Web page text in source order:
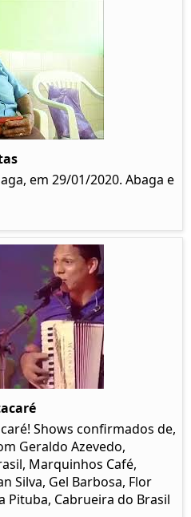
em 29/01/2020. Abaga e
Shows confirmados de,
Geraldo Azevedo,
Marquinhos Café,
Silva, Gel Barbosa, Flor
Pituba, Cabrueira do Brasil